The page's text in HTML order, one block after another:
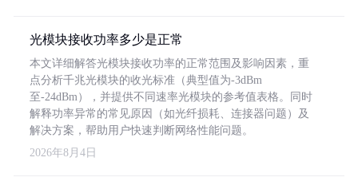
光模块接收功率多少是正常
本文详细解答光模块接收功率的正常范围及影响因素，重
点分析千兆光模块的收光标准（典型值为-3dBm
至-24dBm），并提供不同速率光模块的参考值表格。同时
解释功率异常的常见原因（如光纤损耗、连接器问题）及
解决方案，帮助用户快速判断网络性能问题。
2026年8月4日